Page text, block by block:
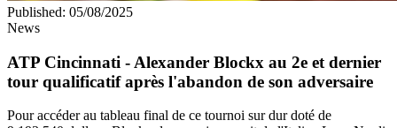
Published: 05/08/2025
News
ATP Cincinnati - Alexander Blockx au 2e et dernier
tour qualificatif après l'abandon de son adversaire
Pour accéder au tableau final de ce tournoi sur dur doté de